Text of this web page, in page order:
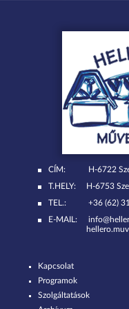
CÍM:
H-6722
T.HELY:
H-6753
TEL.:
+36 (62)
E-MAIL:
Kapcsolat
Programok
Szolgáltatások